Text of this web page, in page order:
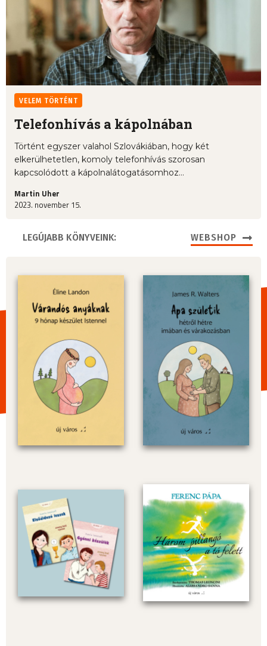
VELEM TÖRTÉNT
Telefonhívás a kápolnában
Történt egyszer valahol Szlovákiában, hogy két
elkerülhetetlen, komoly telefonhívás szorosan
kapcsolódott a kápolnalátogatásomhoz…
Martin Uher
2023. november 15.
LEGÚJABB KÖNYVEINK: WEBSHOP